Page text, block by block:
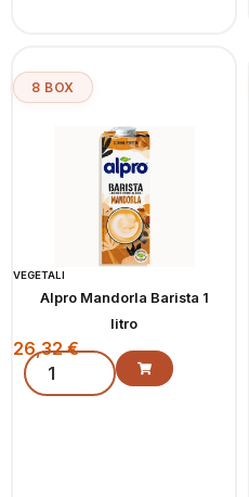
8 BOX
VEGETALI
Alpro Mandorla Barista 1
litro
26,32€